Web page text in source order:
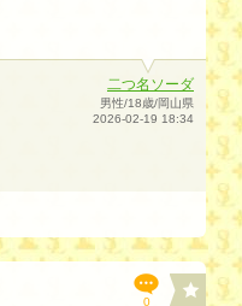
二つ名ソーダ
男性/18歳/岡山県
2026-02-19 18:34
0